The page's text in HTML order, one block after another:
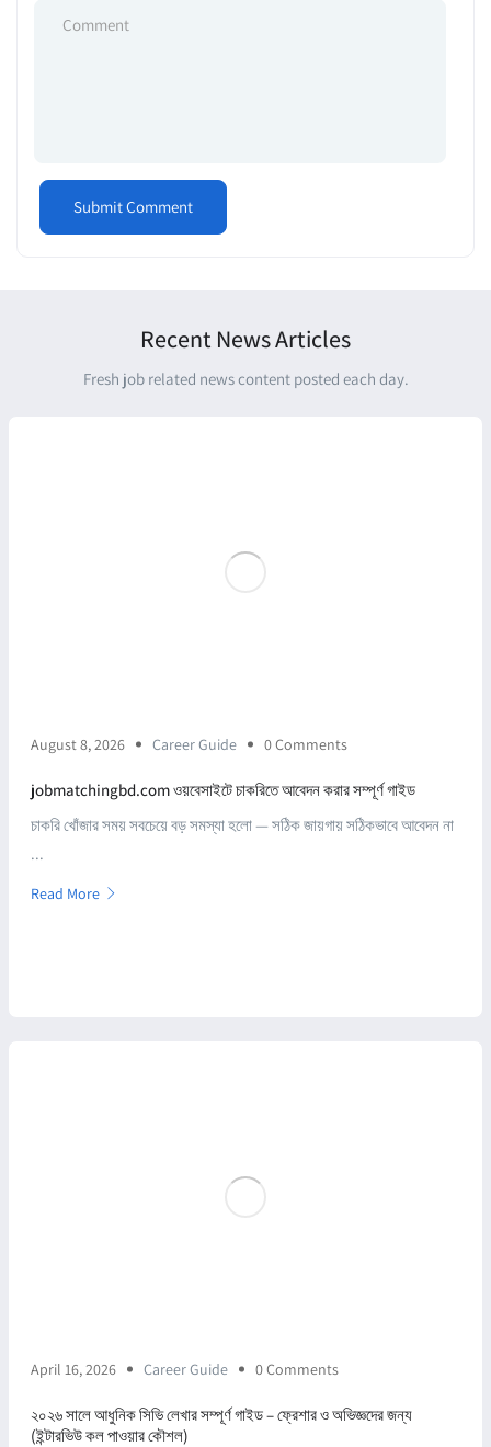
Recent News Articles
Fresh job related news content posted each day.
August 8, 2026 Career Guide 0 Comments
jobmatchingbd.com ওয়বেসাইটে চাকরিতে আবেদন করার সম্পূর্ণ গাইড
চাকরি খোঁজার সময় সবচেয়ে বড় সমস্যা হলো — সঠিক জায়গায় সঠিকভাবে আবেদন না
...
Read More
April 16, 2026 Career Guide 0 Comments
২০২৬ সালে আধুনিক সিভি লেখার সম্পূর্ণ গাইড – ফ্রেশার ও অভিজ্ঞদের জন্য
(ইন্টারভিউ কল পাওয়ার কৌশল)